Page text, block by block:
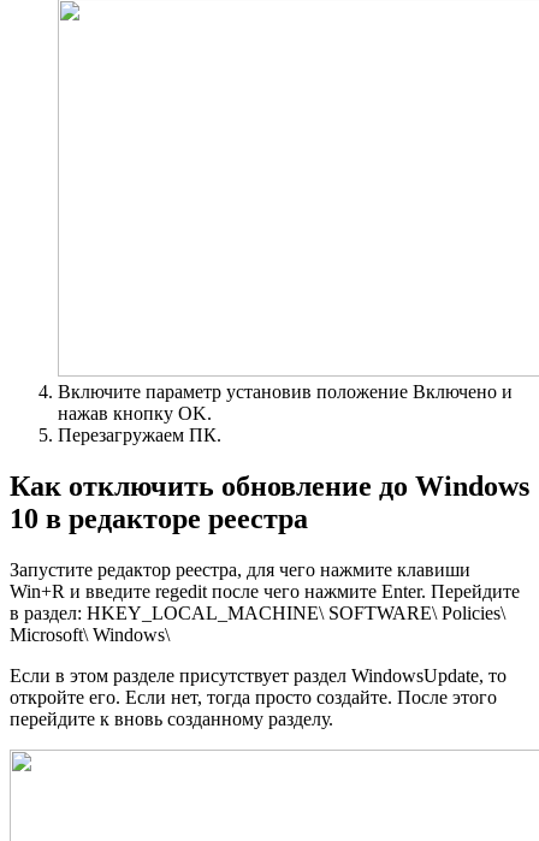
Включите параметр установив положение Включено и
нажав кнопку OK.
Перезагружаем ПК.
Как отключить обновление до Windows
10 в редакторе реестра
Запустите редактор реестра, для чего нажмите клавиши
Win+R и введите regedit после чего нажмите Enter. Перейдите
в раздел: HKEY_LOCAL_MACHINE\ SOFTWARE\ Policies\
Microsoft\ Windows\
Если в этом разделе присутствует раздел WindowsUpdate, то
откройте его. Если нет, тогда просто создайте. После этого
перейдите к вновь созданному разделу.